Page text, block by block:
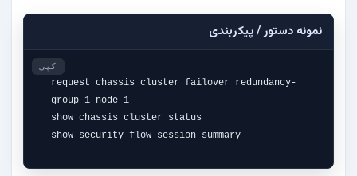
نمونه دستور / پیکربندی
request chassis cluster failover redundancy-
group 1 node 1
show chassis cluster status
show security flow session summary
کپی